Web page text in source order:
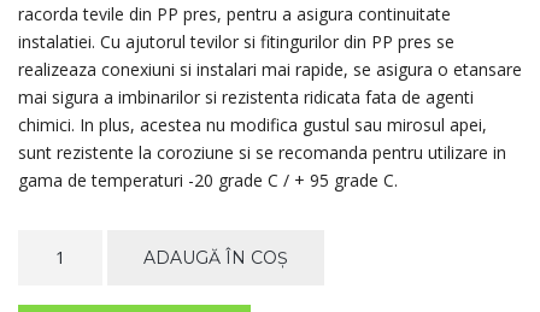
racorda tevile din PP pres, pentru a asigura continuitate
instalatiei. Cu ajutorul tevilor si fitingurilor din PP pres se
realizeaza conexiuni si instalari mai rapide, se asigura o etansare
mai sigura a imbinarilor si rezistenta ridicata fata de agenti
chimici. In plus, acestea nu modifica gustul sau mirosul apei,
sunt rezistente la coroziune si se recomanda pentru utilizare in
gama de temperaturi -20 grade C / + 95 grade C.
ADAUGĂ ÎN COȘ